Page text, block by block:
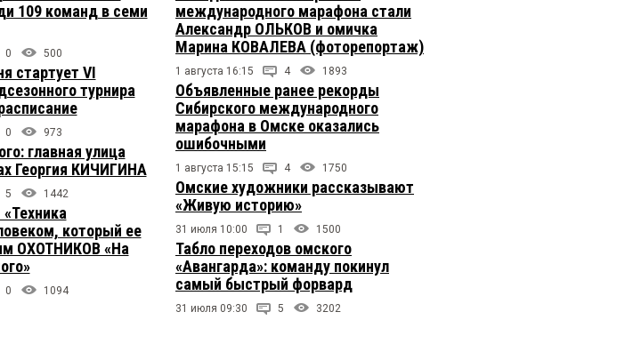
109 команд в семи
0 500
стартует VI
турнира
0 973
главная улица
Георгия КИЧИГИНА
5 1442
который ее
ОХОТНИКОВ «На
0 1094
международного марафона стали
Александр ОЛЬКОВ и омичка
Марина КОВАЛЕВА (фоторепортаж)
1 августа 16:15 4 1893
Объявленные ранее рекорды
Сибирского международного
марафона в Омске оказались
ошибочными
1 августа 15:15 4 1750
Омские художники рассказывают
«Живую историю»
31 июля 10:00 1 1500
Табло переходов омского
«Авангарда»: команду покинул
самый быстрый форвард
31 июля 09:30 5 3202